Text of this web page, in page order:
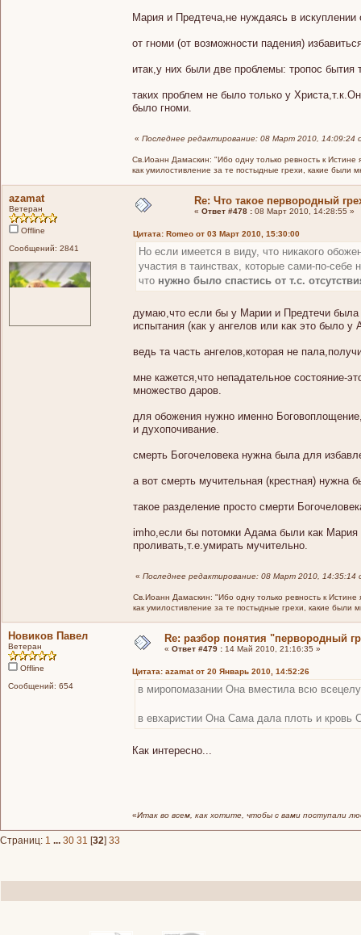
Мария и Предтеча,не нуждаясь в
от гноми (от возможности падения)
итак,у них были две проблемы: тропос бытия
таких проблем не было только у
было гноми.
« Последнее редактирование: 08 Март 2010, 14:09:24
Св.Иоанн Дамаскин: "Ибо одну только ревность к
как умилостивление за те постыдные грехи, какие были
azamat
Ветеран
Offline
Сообщений: 2841
Re: Что такое первородный
« Ответ #478 : 08 Март 2010, 14:28:55 »
Цитата: Romeo от 03 Март 2010, 15:30:00
Но если имеется в виду, что никакого
участия в таинствах, которые сами-по-
что нужно было спастись от т.с.
думаю,что если бы у Марии и Предтечи была
испытания (как у ангелов или как это было
ведь та часть ангелов,которая не
мне кажется,что непадательное состояние-
множество даров.
для обожения нужно именно
и духопочивание.
смерть Богочеловека нужна была для
а вот смерть мучительная (крестная) нужна
такое разделение просто смерти
imho,если бы потомки Адама были как
проливать,т.е.умирать мучительно.
« Последнее редактирование: 08 Март 2010, 14:35:14
Св.Иоанн Дамаскин: "Ибо одну только ревность к
как умилостивление за те постыдные грехи, какие были
Новиков Павел
Ветеран
Offline
Сообщений: 654
Re: разбор понятия "первородный
« Ответ #479 : 14 Май 2010, 21:16:35 »
Цитата: azamat от 20 Январь 2010, 14:52:26
в миропомазании Она вместила всю
в евхаристии Она Сама дала плоть и кровь
Как интересно...
«Итак во всем, как хотите, чтобы с вами поступали
Страниц: 1 ... 30 31 [32] 33